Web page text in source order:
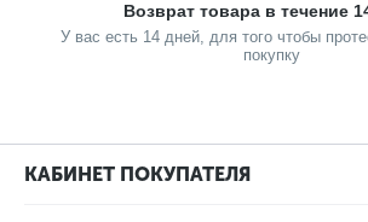
Возврат товара в течение
У вас есть 14 дней, для того чтобы
покупку
КАБИНЕТ ПОКУПАТЕЛЯ